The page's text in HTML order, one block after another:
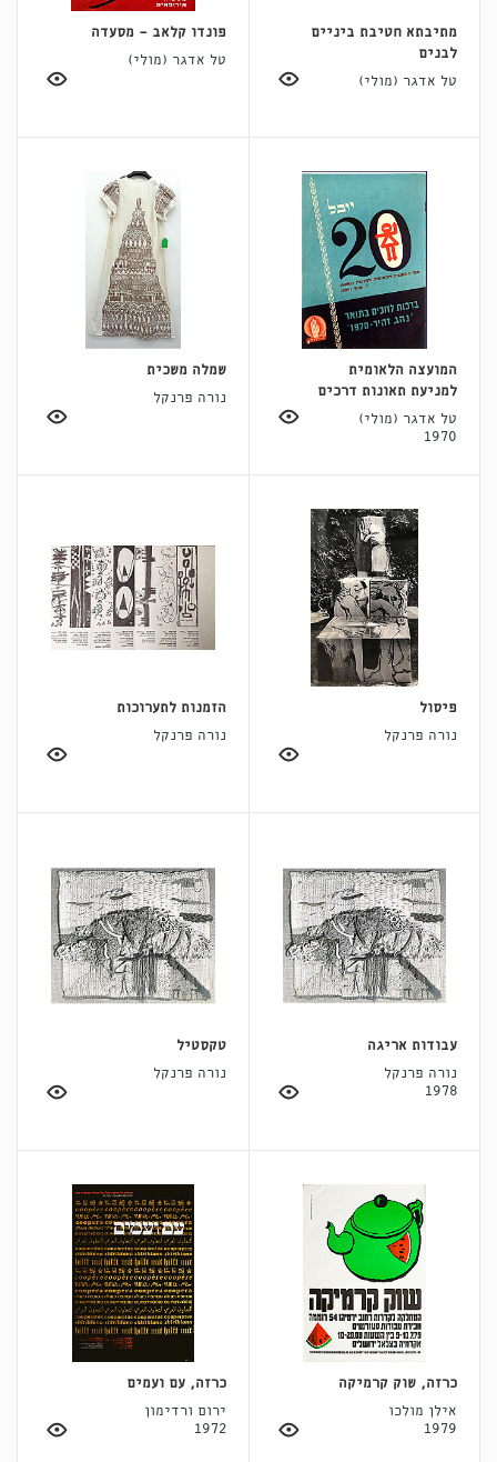
מתיבתא חטיבת ביניים
לבנים
טל אדגר (מולי)
פונדו קלאב - מסעדה
טל אדגר (מולי)
המועצה הלאומית
למניעת תאונות דרכים
טל אדגר (מולי)
1970
שמלה משכית
נורה פרנקל
פיסול
נורה פרנקל
הזמנות לתערוכות
נורה פרנקל
עבודות אריגה
נורה פרנקל
1978
טקסטיל
נורה פרנקל
כרזה, שוק קרמיקה
אילן מולכו
1979
כרזה, עם ועמים
ירום ורדימון
1972